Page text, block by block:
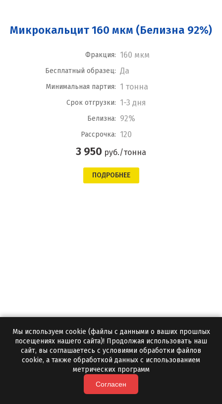
Микрокальцит 160 мкм (Белизна 92%)
Фракция: 160 мкм
Бесплатный образец: Да
Минимальная партия: 1 тонна
Срок отгрузки: 1-3 дня
Белизна: 92%
Рассрочка: 120
3 950 руб./тонна
ПОДРОБНЕЕ
Микрокальцит 315 мкм (Белизна 98%)
Фракция: 315 мкм
Бесплатный образец: Да
Минимальная партия: 1 тонна
Мы используем cookie (файлы с данными о ваших прошлых
посещениях нашего сайта)! Продолжая использовать наш
сайт, вы соглашаетесь с условиями обработки файлов
cookie, а также обработкой данных с использованием
метрических программ
Согласен